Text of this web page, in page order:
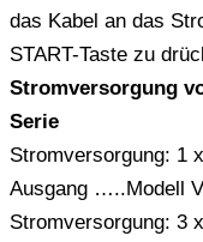
das Kabel an das
START-Taste zu
Stromversorgung
Serie
Stromversorgung: 1
Ausgang …..Modell
Stromversorgung: 3